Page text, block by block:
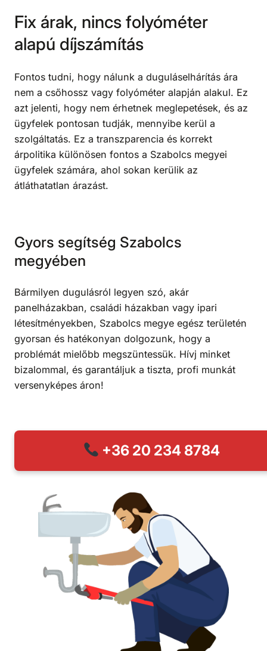
Fix árak, nincs folyóméter
alapú díjszámítás
Fontos tudni, hogy nálunk a duguláselhárítás ára
nem a csőhossz vagy folyóméter alapján alakul. Ez
azt jelenti, hogy nem érhetnek meglepetések, és az
ügyfelek pontosan tudják, mennyibe kerül a
szolgáltatás. Ez a transzparencia és korrekt
árpolitika különösen fontos a Szabolcs megyei
ügyfelek számára, ahol sokan kerülik az
átláthatatlan árazást.
Gyors segítség Szabolcs
megyében
Bármilyen dugulásról legyen szó, akár
panelházakban, családi házakban vagy ipari
létesítményekben, Szabolcs megye egész területén
gyorsan és hatékonyan dolgozunk, hogy a
problémát mielőbb megszüntessük. Hívj minket
bizalommal, és garantáljuk a tiszta, profi munkát
versenyképes áron!
+36 20 234 8784